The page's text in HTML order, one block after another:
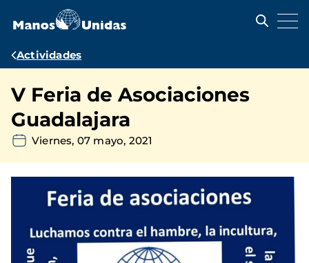
contenido
Ruta
navegación
Actividades
V Feria de Asociaciones
Guadalajara
Viernes, 07 mayo, 2021